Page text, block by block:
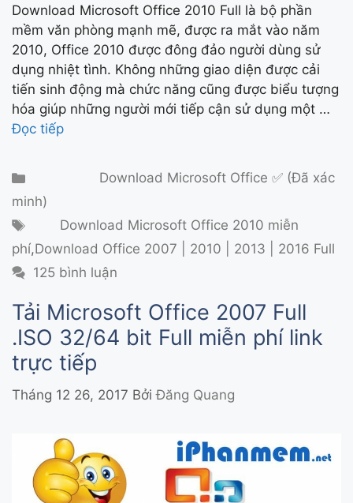
Download Microsoft Office 2010 Full là bộ phần
mềm văn phòng mạnh mẽ, được ra mắt vào năm
2010, Office 2010 được đông đảo người dùng sử
dụng nhiệt tình. Không những giao diện được cải
tiến sinh động mà chức năng cũng được biểu tượng
hóa giúp những người mới tiếp cận sử dụng một …
Đọc tiếp
Danh mụcDownload Microsoft Office ✅ (Đã xác
minh)
ThẻDownload Microsoft Office 2010 miễn
phí,Download Office 2007 | 2010 | 2013 | 2016 Full
125 bình luận
Tải Microsoft Office 2007 Full
.ISO 32/64 bit Full miễn phí link
trực tiếp
Tháng 12 26, 2017 BởiĐăng Quang